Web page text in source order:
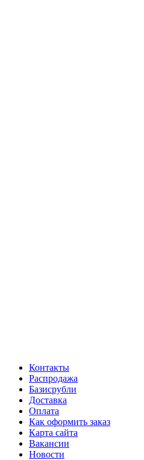
Контакты
Распродажа
Базисрубли
Доставка
Оплата
Как оформить заказ
Карта сайта
Вакансии
Новости